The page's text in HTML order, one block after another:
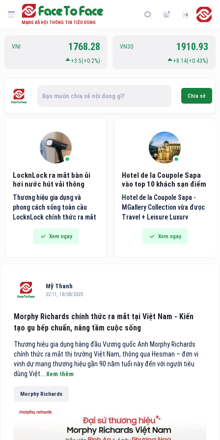
MẠNG XÃ HỘI THÔNG TIN TIÊU DÙNG
VNI 1768.28
+3.5(+0.2%)
VN30 1910.93
+8.14(+0.43%)
Bạn muốn chia sẻ nội dung gì? Chia sẻ
LocknLock ra mắt bàn ủi
hơi nước hút vải thông
minh thế hệ mới
Thương hiệu gia dụng và
phong cách sống toàn cầu
LocknLock chính thức ra mắt
dòng bàn ủi hơi nước cầm tay
thế hệ mới tích hợp công nghệ
hút vải thông minh, hướng đến
sóc
Xem ngay
Hotel de la Coupole Sapa
vào top 10 khách sạn điểm
đến nội địa hàng đầu Việt
Nam
Hotel de la Coupole Sapa -
MGallery Collection vừa được
Travel + Leisure Luxury
Awards khu vực châu Á - Thái
Bình Dương 2026 vinh danh
trong danh sách 10 khách sạn
Xem ngay
Mỹ Thanh
22:11, 18/08/2025
Morphy Richards chính thức ra mắt tại Việt Nam - Kiến
tạo gu bếp chuẩn, nâng tầm cuộc sống
Thương hiệu gia dụng hàng đầu Vương quốc Anh Morphy Richards
chính thức ra mắt thị trường Việt Nam, thông qua Hesman – đơn vị
vinh dự mang thương hiệu gần 90 năm tuổi này đến với người tiêu
dùng Việt... Xem thêm
Morphy Richards